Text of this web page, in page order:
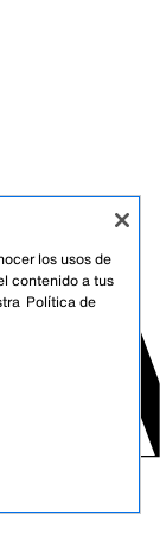
los usos de
contenido a tus
Política de